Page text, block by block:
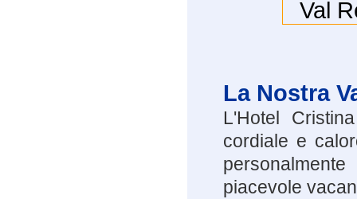
La Nostra
L'Hotel
cordiale e
piacevole